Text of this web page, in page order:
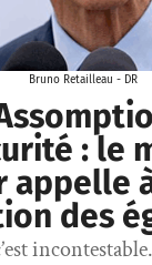
Bruno Retailleau - DR
: le
appelle
des